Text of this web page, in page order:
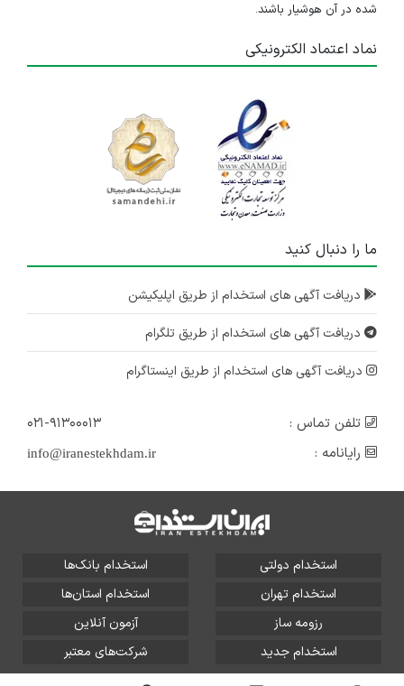
شده در آن هوشیار باشند.
نماد اعتماد الکترونیکی
ما را دنبال کنید
دریافت آگهی های استخدام از طریق اپلیکیشن
دریافت آگهی های استخدام از طریق تلگرام
دریافت آگهی های استخدام از طریق اینستاگرام
تلفن تماس :
۰۲۱-۹۱۳۰۰۰۱۳
رایانامه :
info@iranestekhdam.ir
استخدام دولتی
استخدام بانک‌ها
استخدام تهران
استخدام استان‌ها
رزومه ساز
آزمون آنلاین
استخدام جدید
شرکت‌های معتبر